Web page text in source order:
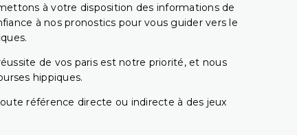
à votre disposition des informations de
à nos pronostics pour vous guider vers le
de vos paris est notre priorité, et nous
hippiques.
référence directe ou indirecte à des jeux